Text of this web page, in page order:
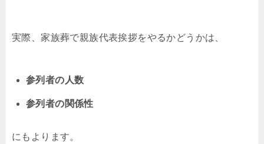
実際、家族葬で親族代表挨拶をやるかどうかは、
参列者の人数
参列者の関係性
にもよります。